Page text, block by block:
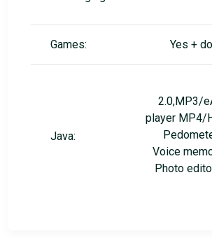
Games: Yes +
Java:
2.0,MP3/
player MP4/
Voice
Photo